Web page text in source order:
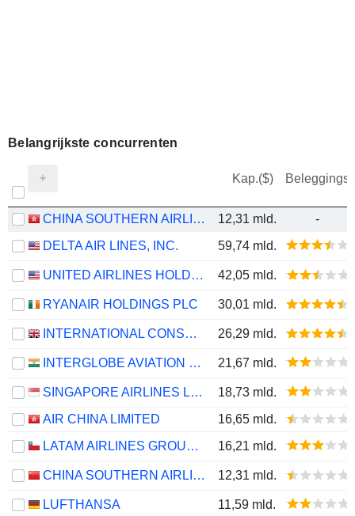
Belangrijkste concurrenten
Kap.($) Beleggings
CHINA SOUTHERN AIRLINES COMPANY LIMITED 12,31 mld.
-
DELTA AIR LINES, INC.
59,74 mld.
UNITED AIRLINES HOLDINGS, INC. 42,05 mld.
RYANAIR HOLDINGS PLC 30,01 mld.
INTERNATIONAL CONSOLIDATED AIRLINES GROUP, S.A. 26,29 mld.
INTERGLOBE AVIATION LIMITED 21,67 mld.
SINGAPORE AIRLINES LIMITED
18,73 mld.
AIR CHINA LIMITED
16,65 mld.
LATAM AIRLINES GROUP S.A.
16,21 mld.
CHINA SOUTHERN AIRLINES COMPANY LIMITED 12,31 mld.
LUFTHANSA
11,59 mld.